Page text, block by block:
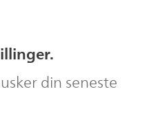
din seneste